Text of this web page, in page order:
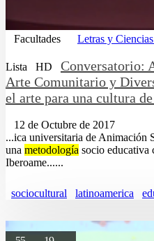
Facultades Letras y
Lista HD
Conversatorio:
Arte Comunitario y
el arte para una cultura
12 de Octubre de 2017
...ica universitaria de Animación
una metodología socio educativa
Iberoame......
sociocultural latinoamerica